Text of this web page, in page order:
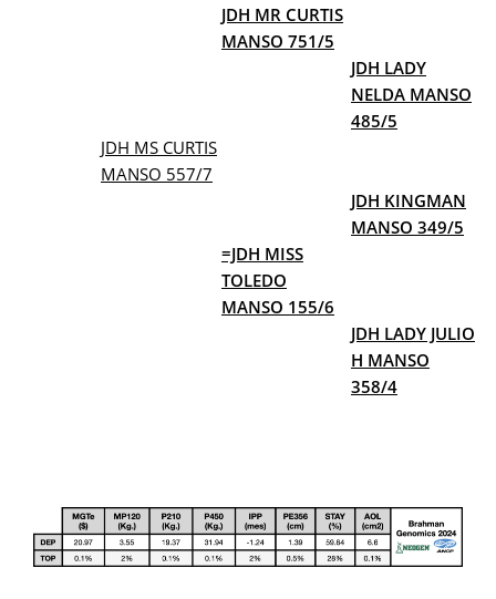
JDH MR CURTIS
MANSO 751/5
JDH LADY
NELDA MANSO
485/5
JDH MS CURTIS
MANSO 557/7
JDH KINGMAN
MANSO 349/5
=JDH MISS
TOLEDO
MANSO 155/6
JDH LADY JULIO
H MANSO
358/4